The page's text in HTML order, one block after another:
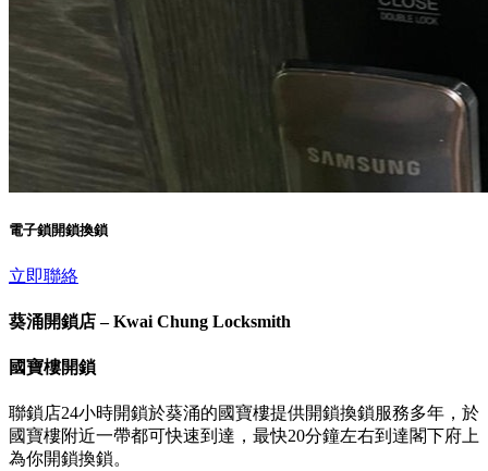
電子鎖開鎖換鎖
立即聯絡
葵涌開鎖店 – Kwai Chung Locksmith
國寶樓開鎖
聯鎖店24小時開鎖於葵涌的國寶樓提供開鎖換鎖服務多年，於
國寶樓附近一帶都可快速到達，最快20分鐘左右到達閣下府上
為你開鎖換鎖。